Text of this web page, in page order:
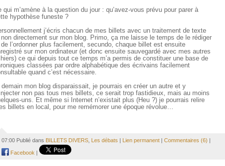
qui m’amène à la question du jour : qu’avez-vous prévu pour parer à
hypothèse funeste ?
j’écris chacun de mes billets avec un traitement de texte
directement sur mon blog. Primo, ça me laisse le temps de le rédiger
l’ordonner plus facilement, secundo, chaque billet est ensuite
sur mon ordinateur (et donc ensuite sauvegardé avec mes autres
ce qui depuis tout ce temps m’a permis de constituer une base de
classées par ordre alphabétique des écrivains facilement
quand c’est nécessaire.
mon blog disparaissait, je pourrais en créer un autre et y
non pas tous mes billets, ce serait trop fastidieux, mais au moins
uns. Et même si Internet n’existait plus (Heu ?) je pourrais relire
billets en local, pour me remémorer une époque révolue…
07:00 Publié dans BILLETS DIVERS, Les débats | Lien permanent| Commentaires (6) |
Facebook |